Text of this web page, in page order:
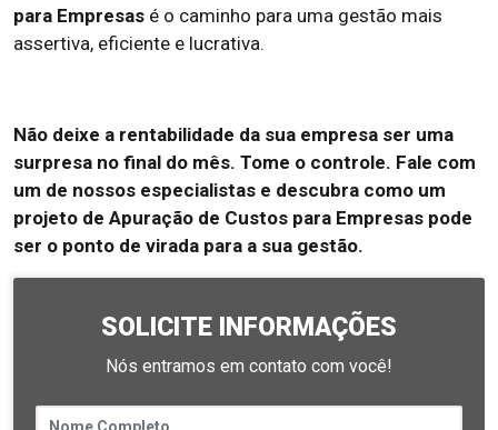
para Empresas é o caminho para uma gestão mais
assertiva, eficiente e lucrativa.
Não deixe a rentabilidade da sua empresa ser uma
surpresa no final do mês. Tome o controle. Fale com
um de nossos especialistas e descubra como um
projeto de Apuração de Custos para Empresas pode
ser o ponto de virada para a sua gestão.
SOLICITE INFORMAÇÕES
Nós entramos em contato com você!